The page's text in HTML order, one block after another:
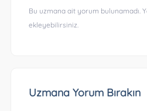
Bu uzmana ait yorum bulunamadı.
ekleyebilirsiniz.
Uzmana Yorum Bırakın